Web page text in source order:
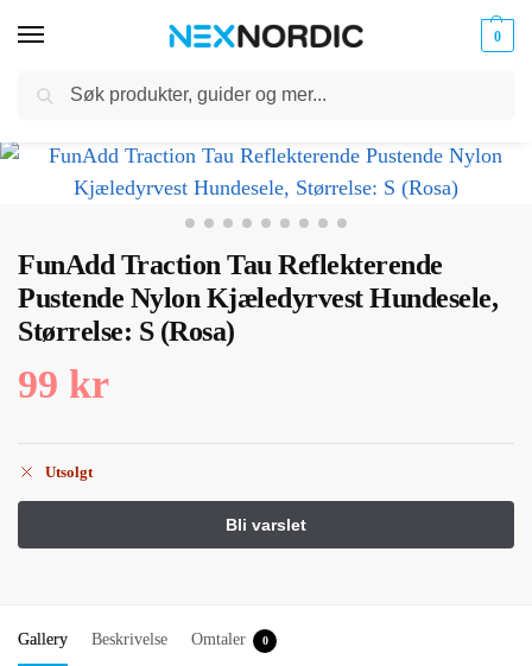
0
til
Kabler
FunAdd Traction Tau Reflekterende
Pustende Nylon Kjæledyrvest Hundesele,
Størrelse: S (Rosa)
99 kr
Utsolgt
Gallery Beskrivelse Omtaler 0